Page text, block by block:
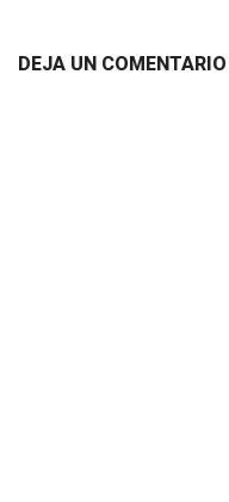
DEJA UN COMENTARIO